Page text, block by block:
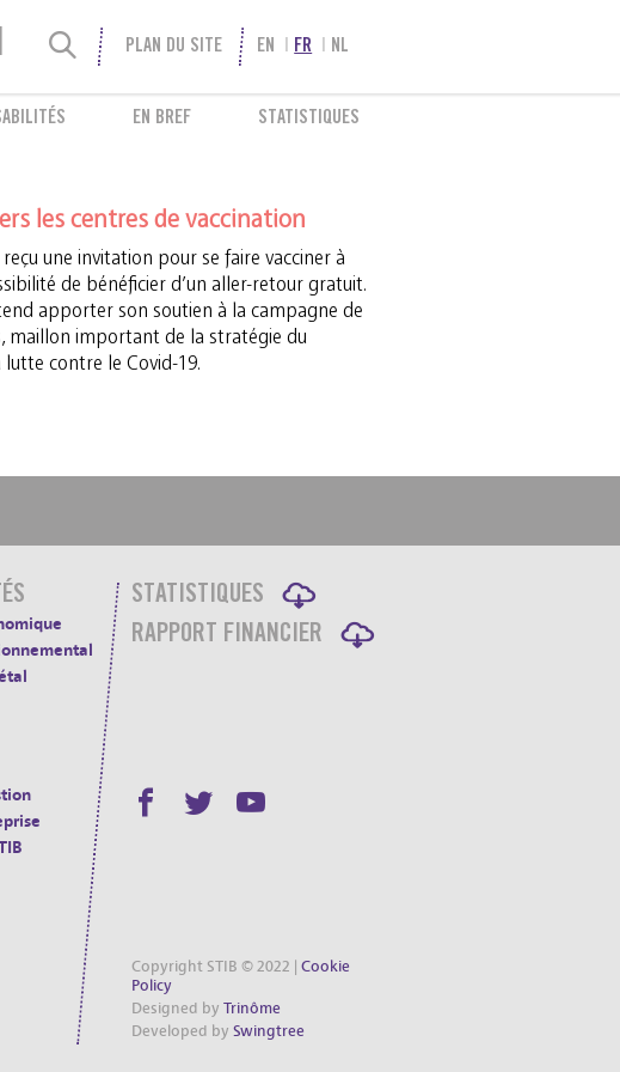
PLAN DU SITE EN FR NL
EN BREF STATISTIQUES
les centres de vaccination
une invitation pour se faire vacciner à
de bénéficier d’un aller-retour gratuit.
apporter son soutien à la campagne de
maillon important de la stratégie du
contre le Covid-19.
STATISTIQUES
RAPPORT FINANCIER
Copyright STIB © 2022 | Cookie
Policy
Designed by Trinôme
Developed by Swingtree